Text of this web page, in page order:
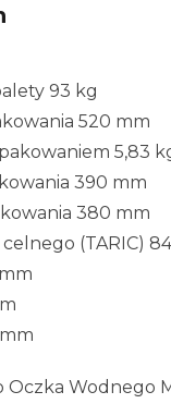
93 kg
520 mm
5,83
390 mm
380 mm
(TARIC)
Wodnego